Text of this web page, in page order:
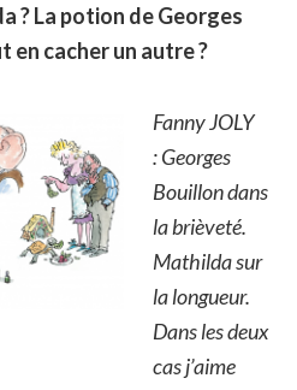
? La potion de Georges
en cacher un autre ?
Fanny JOLY
: Georges
Bouillon dans
la brièveté.
Mathilda sur
la longueur.
Dans les deux
cas j’aime